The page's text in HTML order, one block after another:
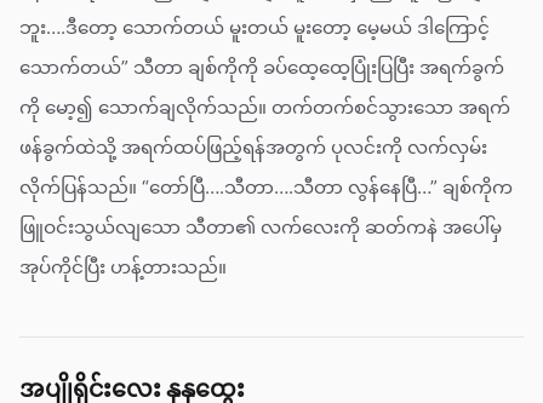
ဘူး….ဒီတော့ သောက်တယ် မူးတယ် မူးတော့ မေ့မယ် ဒါကြောင့်
သောက်တယ်” သီတာ ချစ်ကိုကို ခပ်ထေ့ထေ့ပြုံးပြပြီး အရက်ခွက်
ကို မော့၍ သောက်ချလိုက်သည်။ တက်တက်စင်သွားသော အရက်
ဖန်ခွက်ထဲသို့ အရက်ထပ်ဖြည့်ရန်အတွက် ပုလင်းကို လက်လှမ်း
လိုက်ပြန်သည်။ “တော်ပြီ….သီတာ….သီတာ လွန်နေပြီ…” ချစ်ကိုက
ဖြူဝင်းသွယ်လျသော သီတာ၏ လက်လေးကို ဆတ်ကနဲ အပေါ်မှ
အုပ်ကိုင်ပြီး ဟန့်တားသည်။
အပျိုရိုင်းလေး နုနုထွေး